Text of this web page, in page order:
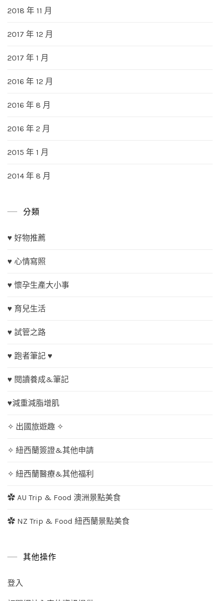
2018 年 11 月
2017 年 12 月
2017 年 1 月
2016 年 12 月
2016 年 8 月
2016 年 2 月
2015 年 1 月
2014 年 8 月
分類
♥ 好物推薦
♥ 心情寫照
♥ 懷孕生產大小事
♥ 育兒生活
♥ 試管之路
♥ 跑者筆記 ♥
♥ 閱讀養成&筆記
♥減重減脂增肌
✧ 出國旅遊趣 ✧
✧ 紐西蘭簽證&其他申請
✧ 紐西蘭醫療&其他福利
✿ AU Trip & Food 澳洲景點美食
✿ NZ Trip & Food 紐西蘭景點美食
其他操作
登入